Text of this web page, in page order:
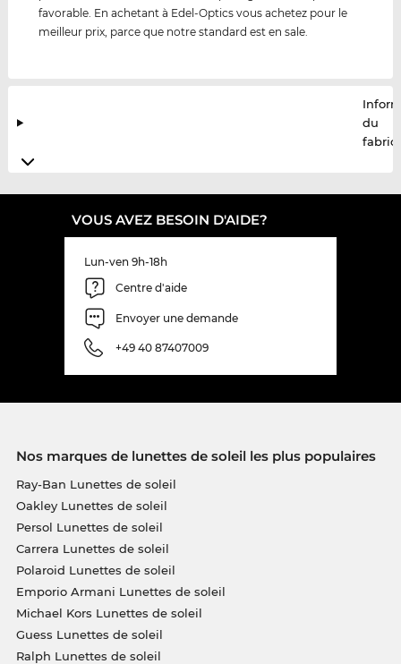
favorable. En achetant à Edel-Optics vous achetez pour le
meilleur prix, parce que notre standard est en sale.
du
VOUS AVEZ BESOIN D'AIDE?
Lun-ven 9h-18h
Centre d'aide
Envoyer une demande
+49 40 87407009
Nos marques de lunettes de soleil les plus populaires
Ray-Ban Lunettes de soleil
Oakley Lunettes de soleil
Persol Lunettes de soleil
Carrera Lunettes de soleil
Polaroid Lunettes de soleil
Emporio Armani Lunettes de soleil
Michael Kors Lunettes de soleil
Guess Lunettes de soleil
Ralph Lunettes de soleil